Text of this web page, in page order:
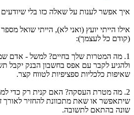
איך אפשר לענות על שאלה כזו בלי
אילו הייתי יועץ (ואני לא), הייתי שואל
(קודם כל לעצמך):
1. מה המטרות שלך בחיים? למשל - אדם
ולהגיע לקבר עם אפס בחשבון הבנק יקבל
שאיפות כלכליות ספציפיות לטווח קצר.
2. מה מטרת העסקה? האם קנית רק כדי
שיתאפשר או שאת מתכוונת להחזיר לאורך
שונה בהתאם לתשובה.